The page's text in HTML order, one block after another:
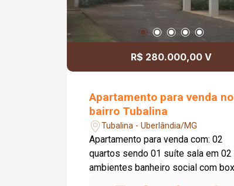
R$ 280.000,00 V
Apartamento para venda no
bairro Tubalina
Tubalina - Uberlândia/MG
Apartamento para venda com: 02
quartos sendo 01 suíte sala em 02
ambientes banheiro social com box em